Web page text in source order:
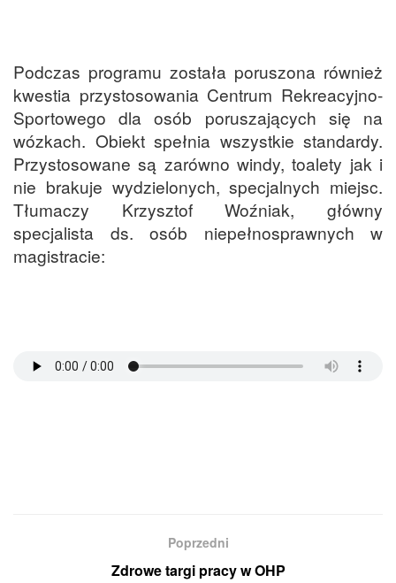
Podczas programu została poruszona również
kwestia przystosowania Centrum Rekreacyjno-
Sportowego dla osób poruszających się na
wózkach. Obiekt spełnia wszystkie standardy.
Przystosowane są zarówno windy, toalety jak i
nie brakuje wydzielonych, specjalnych miejsc.
Tłumaczy Krzysztof Woźniak, główny
specjalista ds. osób niepełnosprawnych w
magistracie:
Poprzedni
Zdrowe targi pracy w OHP